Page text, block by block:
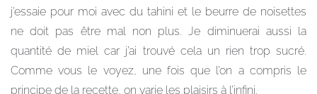
j’essaie pour moi avec du tahini et le beurre de noisettes
ne doit pas être mal non plus. Je diminuerai aussi la
quantité de miel car j’ai trouvé cela un rien trop sucré.
Comme vous le voyez, une fois que l’on a compris le
principe de la recette, on varie les plaisirs à l’infini.